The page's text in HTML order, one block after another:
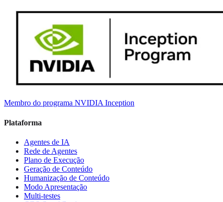
Membro do programa NVIDIA Inception
Plataforma
Agentes de IA
Rede de Agentes
Plano de Execução
Geração de Conteúdo
Humanização de Conteúdo
Modo Apresentação
Multi-testes